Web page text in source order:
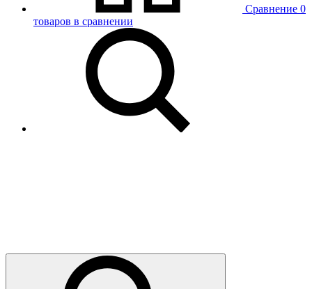
Сравнение 0
товаров в сравнении